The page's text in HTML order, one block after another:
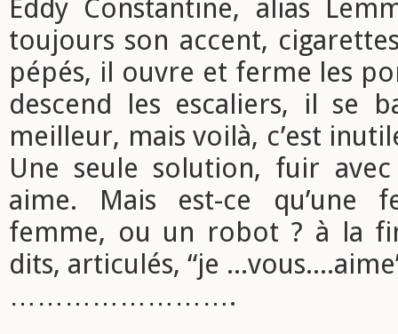
Eddy Constantine, alias
toujours son accent,
pépés, il ouvre et ferme les
descend les escaliers, il se
meilleur, mais voilà, c’est
Une seule solution, fuir
aime. Mais est-ce qu’une
femme, ou un robot ? à la
dits, articulés, “je
…………………….